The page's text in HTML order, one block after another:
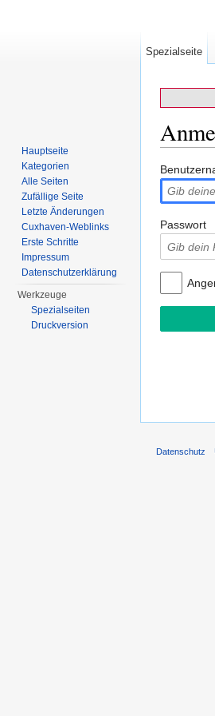
Passwort
Spezialseite
Hauptseite
Kategorien
Alle Seiten
Zufällige Seite
Letzte Änderungen
Cuxhaven-Weblinks
Erste Schritte
Impressum
Datenschutzerklärung
Werkzeuge
Spezialseiten
Druckversion
Datenschutz